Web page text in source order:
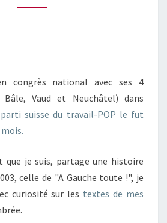
congrès national avec ses 4
Bâle, Vaud et Neuchâtel) dans
suisse du travail-POP le fut
je suis, partage une histoire
celle de "A Gauche toute !", je
curiosité sur les textes de mes